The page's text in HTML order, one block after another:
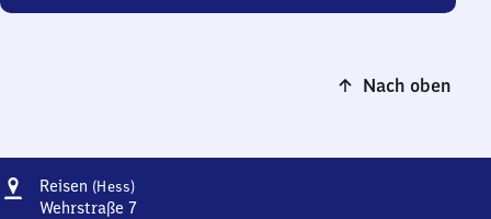
Nach oben
Adresse
Reisen (Hess)Reisen
(Hessen)
Wehrstraße 7